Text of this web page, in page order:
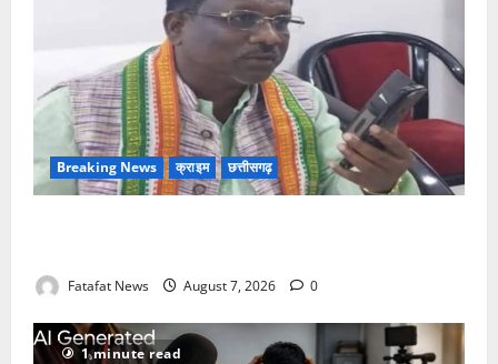
Breaking News क्राइम छत्तीसगढ़
Fatafat News August 7, 2026 0
1 minute read